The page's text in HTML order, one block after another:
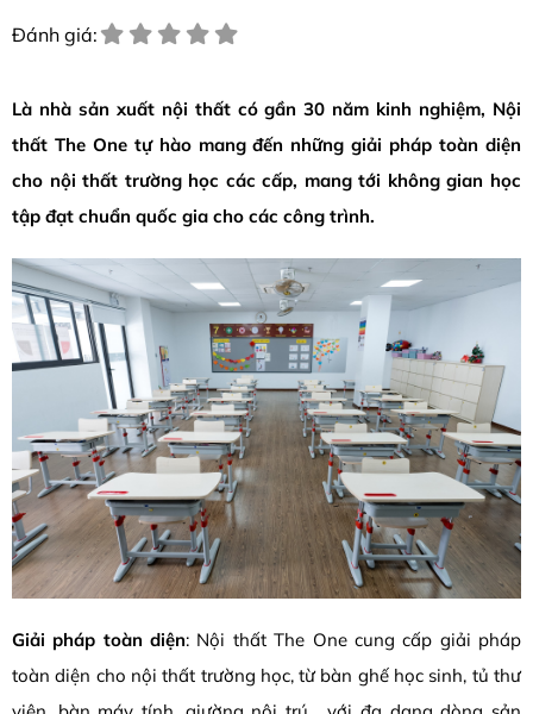
Đánh giá:
Là nhà sản xuất nội thất có gần 30 năm kinh nghiệm, Nội
thất The One tự hào mang đến những giải pháp toàn diện
cho nội thất trường học các cấp, mang tới không gian học
tập đạt chuẩn quốc gia cho các công trình.
Giải pháp toàn diện: Nội thất The One cung cấp giải pháp
toàn diện cho nội thất trường học, từ bàn ghế học sinh, tủ thư